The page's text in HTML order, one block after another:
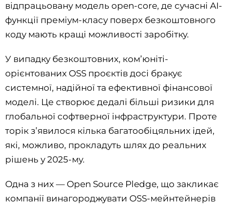
відпрацьовану модель open-core, де сучасні AI-
функції преміум-класу поверх безкоштовного
коду мають кращі можливості заробітку.
У випадку безкоштовних, ком’юніті-
орієнтованих OSS проєктів досі бракує
системної, надійної та ефективної фінансової
моделі. Це створює дедалі більші ризики для
глобальної софтверної інфраструктури. Проте
торік з’явилося кілька багатообіцяльних ідей,
які, можливо, прокладуть шлях до реальних
рішень у 2025-му.
Одна з них — Open Source Pledge, що закликає
компанії винагороджувати OSS-мейнтейнерів